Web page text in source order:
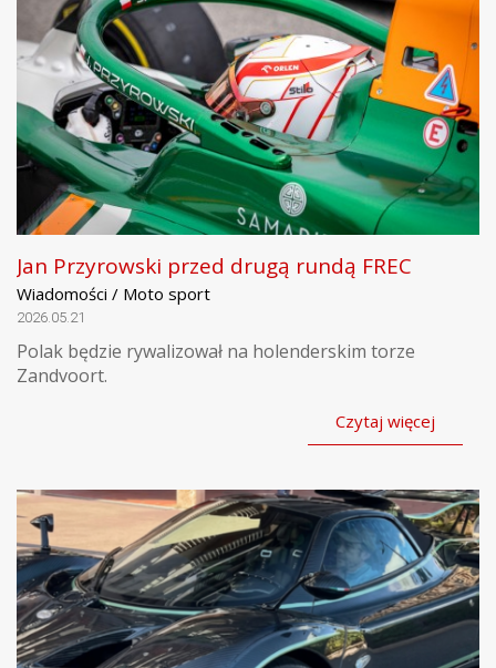
Jan Przyrowski przed drugą rundą FREC
Wiadomości / Moto sport
2026.05.21
Polak będzie rywalizował na holenderskim torze
Zandvoort.
Czytaj więcej